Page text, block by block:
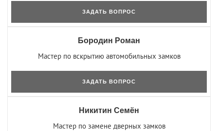
ЗАДАТЬ ВОПРОС
Бородин Роман
Мастер по вскрытию автомобильных замков
ЗАДАТЬ ВОПРОС
Никитин Семён
Мастер по замене дверных замков